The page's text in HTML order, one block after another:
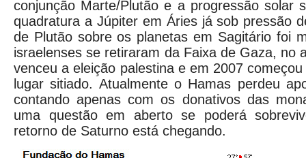
conjunção Marte/Plutão e a progressão solar
quadratura a Júpiter em Áries já sob pressão
de Plutão sobre os planetas em Sagitário foi
israelenses se retiraram da Faixa de Gaza, no
venceu a eleição palestina e em 2007
lugar sitiado. Atualmente o Hamas perdeu
contando apenas com os donativos das
uma questão em aberto se poderá
retorno de Saturno está chegando.